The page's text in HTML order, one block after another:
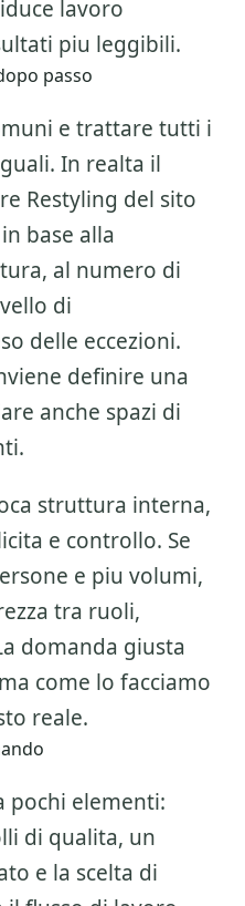
lavoro
piu leggibili.
passo
e trattare tutti i
In realta il
Restyling del sito
base alla
al numero di
di
delle eccezioni.
definire una
anche spazi di
struttura interna,
e controllo. Se
e piu volumi,
tra ruoli,
domanda giusta
come lo facciamo
reale.
pochi elementi:
di qualita, un
e la scelta di